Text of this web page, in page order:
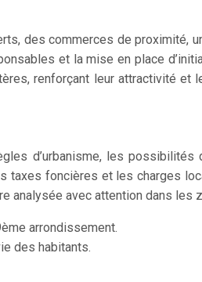
des commerces de proximité,
et la mise en place
renforçant leur attractivité et
d’urbanisme, les
foncières et les charges
analysée avec attention dans les
arrondissement.
des habitants.